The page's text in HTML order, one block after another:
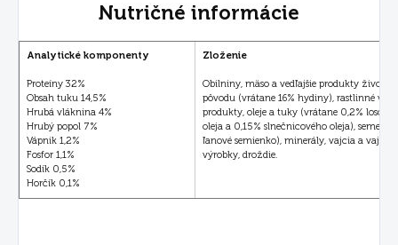
Nutričné informácie
Analytické komponenty
Proteíny 32%
Obsah tuku 14,5%
Hrubá vláknina 4%
Hrubý popol 7%
Vápnik 1,2%
Fosfor 1,1%
Sodík 0,5%
Horčík 0,1%
Zloženie
Obilniny, mäso a vedľajšie produkty
pôvodu (vrátane 16% hydiny), rastlinné
produkty, oleje a tuky (vrátane 0,2%
oleja a 0,15% slnečnicového oleja), semená
ľanové semienko), minerály, vajcia a
výrobky, droždie.